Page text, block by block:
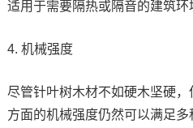
适用于需要隔热或隔音的建筑环
4. 机械强度
尽管针叶树木材不如硬木坚硬
方面的机械强度仍然可以满足多